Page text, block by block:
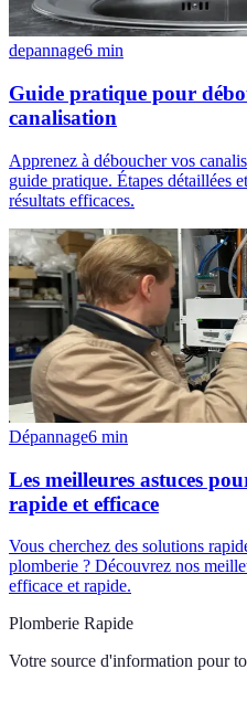
depannage6 min
Guide pratique pour
canalisation
Apprenez à déboucher vos
guide pratique. Étapes détaillées
résultats efficaces.
Dépannage6 min
Les meilleures astuces
rapide et efficace
Vous cherchez des solutions
plomberie ? Découvrez nos
efficace et rapide.
Plomberie Rapide
Votre source d'information pour